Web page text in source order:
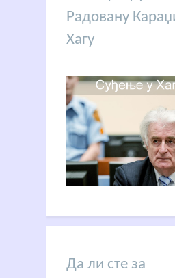
Радовану
Хагу
Да ли сте за